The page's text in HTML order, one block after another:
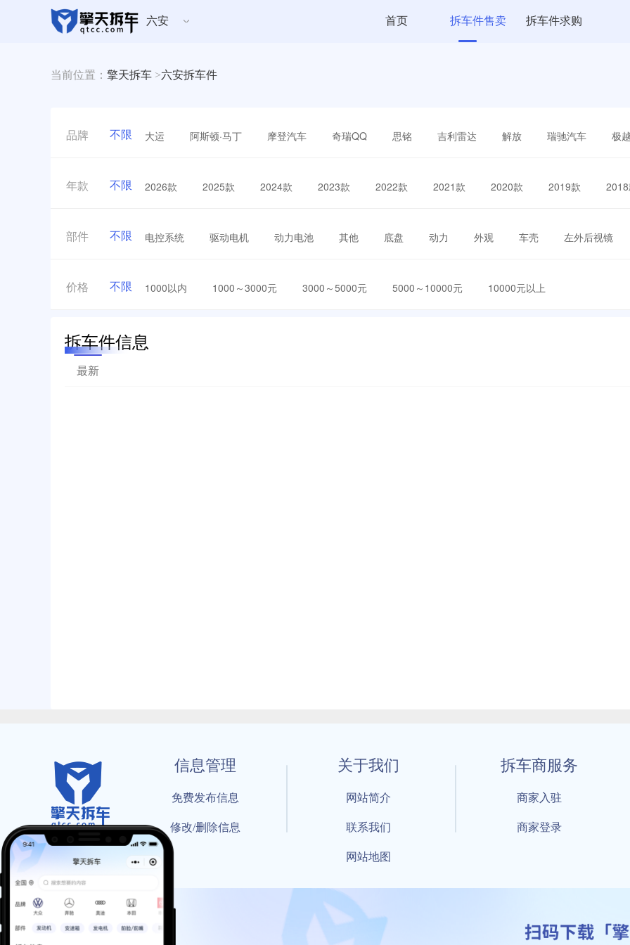
六安 首页 拆车件售卖 拆车件求购
当前位置： 擎天拆车 >六安拆车件
品牌 不限 大运 阿斯顿·马丁 摩登汽车 奇瑞QQ 思铭 吉利雷达 解放 瑞驰汽车 极
年款 不限 2026款 2025款 2024款 2023款 2022款 2021款 2020款 2019款
部件 不限 电控系统 驱动电机 动力电池 其他 底盘 动力 外观 车壳 左外后视镜
价格 不限 1000以内 1000～3000元 3000～5000元 5000～10000元 10000元以上
拆车件信息
最新
信息管理
免费发布信息
修改/删除信息
关于我们
网站简介
联系我们
网站地图
拆车商服务
商家入驻
商家登录
© 2021 By 擎天拆车-买卖拆车件，擎天拆车好省快 All Rights Reserved
工信部备案号：鲁ICP备18021004号-17 公安部备案号： 鲁公网安备